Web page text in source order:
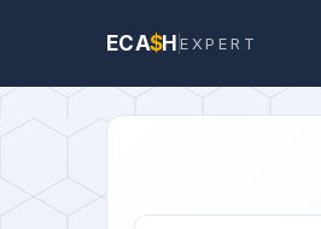
ECA$HEXPERT